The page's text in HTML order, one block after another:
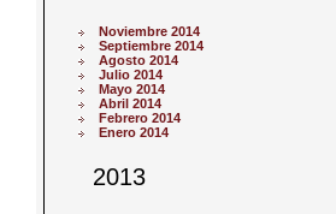
Noviembre 2014
Septiembre 2014
Agosto 2014
Julio 2014
Mayo 2014
Abril 2014
Febrero 2014
Enero 2014
2013